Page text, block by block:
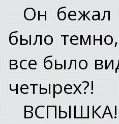
Он бежал
было
все было
четырех?!